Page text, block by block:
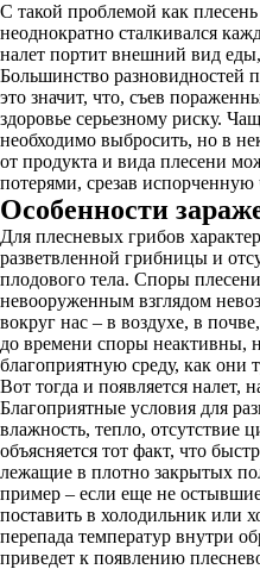
С такой проблемой как
неоднократно сталкивался
налет портит внешний вид
Большинство разновидностей
это значит, что, съев
здоровье серьезному риску.
необходимо выбросить, но в
от продукта и вида плесени
потерями, срезав испорченную
Особенности
Для плесневых грибов
разветвленной грибницы и
плодового тела. Споры
невооруженным взглядом
вокруг нас – в воздухе, в
до времени споры неактивны,
благоприятную среду, как они
Вот тогда и появляется налет,
Благоприятные условия для
влажность, тепло, отсутствие
объясняется тот факт, что
лежащие в плотно закрытых
пример – если еще не
поставить в холодильник или
перепада температур внутри
приведет к появлению